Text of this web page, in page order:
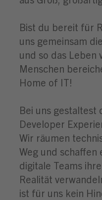
Bist du bereit für
uns gemeinsam
und so das Leben
Menschen
Home of IT!
Bei uns
Developer
Wir räumen
Weg und
digitale Teams
Realität
ist für uns kein